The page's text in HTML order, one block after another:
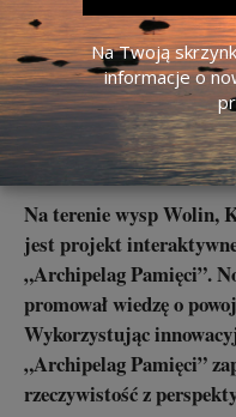
Archipelag
szlak
wyspach
Na terenie wysp Wolin,
jest projekt
„Archipelag Pamięci”.
promował wiedzę o
Wykorzystując
„Archipelag Pamięci”
rzeczywistość z
Na Twoją
informacje o